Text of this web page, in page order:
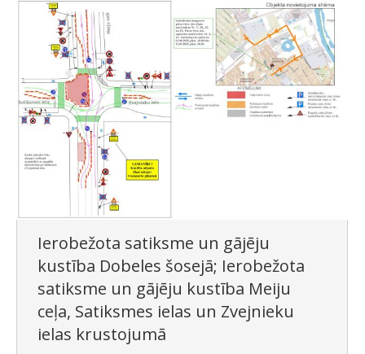
Ierobežota satiksme un gājēju
kustība Dobeles šosejā; Ierobežota
satiksme un gājēju kustība Meiju
ceļa, Satiksmes ielas un Zvejnieku
ielas krustojumā